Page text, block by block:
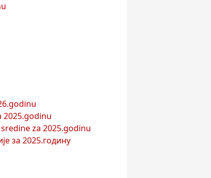
2025.godinu
za 2025.godinu
за 2025.годину